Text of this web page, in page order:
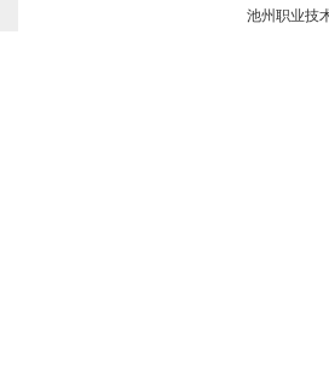
池州职业技